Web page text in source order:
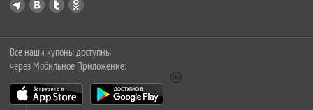
Все наши купоны доступны
через Мобильное Приложение: